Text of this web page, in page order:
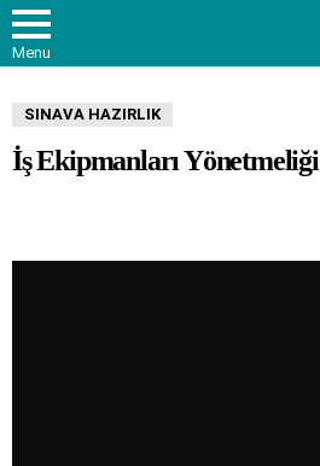
Menu
SINAVA HAZIRLIK
İş Ekipmanları Yönetmeliği